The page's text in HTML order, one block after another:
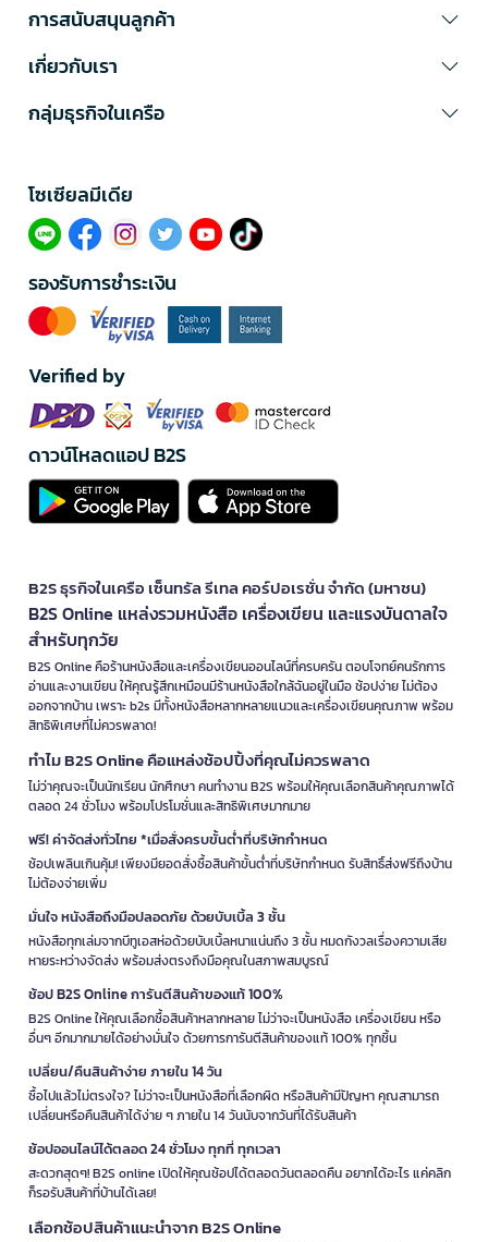
การสนับสนุนลูกค้า
เกี่ยวกับเรา
กลุ่มธุรกิจในเครือ
โซเซียลมีเดีย​
รองรับการชำระเงิน
Verified by
ดาวน์โหลดแอป B2S
B2S ธุรกิจในเครือ เซ็นทรัล รีเทล คอร์ปอเรชั่น จำกัด (มหาชน)
B2S Online แหล่งรวมหนังสือ เครื่องเขียน และแรงบันดาลใจ
สำหรับทุกวัย
B2S Online คือร้านหนังสือและเครื่องเขียนออนไลน์ที่ครบครัน ตอบโจทย์คนรักการ
อ่านและงานเขียน ให้คุณรู้สึกเหมือนมีร้านหนังสือใกล้ฉันอยู่ในมือ ช้อปง่าย ไม่ต้อง
ออกจากบ้าน เพราะ b2s มีทั้งหนังสือหลากหลายแนวและเครื่องเขียนคุณภาพ พร้อม
สิทธิพิเศษที่ไม่ควรพลาด!
ทำไม B2S Online คือแหล่งช้อปปิ้งที่คุณไม่ควรพลาด
ไม่ว่าคุณจะเป็นนักเรียน นักศึกษา คนทำงาน B2S พร้อมให้คุณเลือกสินค้าคุณภาพได้
ตลอด 24 ชั่วโมง พร้อมโปรโมชั่นและสิทธิพิเศษมากมาย
ฟรี! ค่าจัดส่งทั่วไทย *เมื่อสั่งครบขั้นต่ำที่บริษัทกำหนด
ช้อปเพลินเกินคุ้ม! เพียงมียอดสั่งซื้อสินค้าขั้นต่ำที่บริษัทกำหนด รับสิทธิ์ส่งฟรีถึงบ้าน
ไม่ต้องจ่ายเพิ่ม
มั่นใจ หนังสือถึงมือปลอดภัย ด้วยบับเบิ้ล 3 ชั้น
หนังสือทุกเล่มจากบีทูเอสห่อด้วยบับเบิ้ลหนาแน่นถึง 3 ชั้น หมดกังวลเรื่องความเสีย
หายระหว่างจัดส่ง พร้อมส่งตรงถึงมือคุณในสภาพสมบูรณ์
ช้อป B2S Online การันตีสินค้าของแท้ 100%
B2S Online ให้คุณเลือกซื้อสินค้าหลากหลาย ไม่ว่าจะเป็นหนังสือ เครื่องเขียน หรือ
อื่นๆ อีกมากมายได้อย่างมั่นใจ ด้วยการการันตีสินค้าของแท้ 100% ทุกชิ้น
เปลี่ยน/คืนสินค้าง่าย ภายใน 14 วัน
ซื้อไปแล้วไม่ตรงใจ? ไม่ว่าจะเป็นหนังสือที่เลือกผิด หรือสินค้ามีปัญหา คุณสามารถ
เปลี่ยนหรือคืนสินค้าได้ง่าย ๆ ภายใน 14 วันนับจากวันที่ได้รับสินค้า
ช้อปออนไลน์ได้ตลอด 24 ชั่วโมง ทุกที่ ทุกเวลา
สะดวกสุดๆ! B2S online เปิดให้คุณช้อปได้ตลอดวันตลอดคืน อยากได้อะไร แค่คลิก
ก็รอรับสินค้าที่บ้านได้เลย!
เลือกช้อปสินค้าแนะนำจาก B2S Online